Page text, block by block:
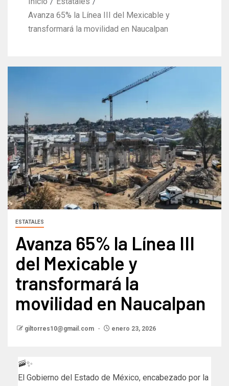
Avanza 65% la Línea III del Mexicable y
transformará la movilidad en Naucalpan
ESTATALES
Avanza 65% la Línea III
del Mexicable y
transformará la
movilidad en Naucalpan
giltorres10@gmail.com enero 23, 2026
🚠✨
El Gobierno del Estado de México, encabezado por la